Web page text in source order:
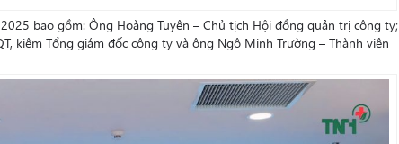
bao gồm: Ông Hoàng Tuyên – Chủ tịch Hội đồng quản trị công ty;
kiêm Tổng giám đốc công ty và ông Ngô Minh Trường – Thành viên